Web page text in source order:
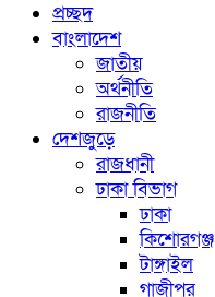
প্রচ্ছদ
বাংলাদেশ
জাতীয়
অর্থনীতি
রাজনীতি
দেশজুড়ে
রাজধানী
ঢাকা বিভাগ
ঢাকা
কিশোরগঞ্জ
টাঙ্গাইল
গাজীপুর